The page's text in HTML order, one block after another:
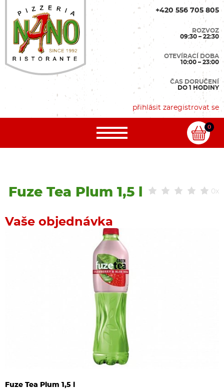
+420 556 705 805
ROZVOZ
09:30 – 22:30
OTEVÍRACÍ DOBA
10:00 – 23:00
ČAS DORUČENÍ
DO 1 HODINY
přihlásit zaregistrovat se
0
0x
Fuze Tea Plum 1,5 l
Vaše objednávka
Fuze Tea Plum 1,5 l